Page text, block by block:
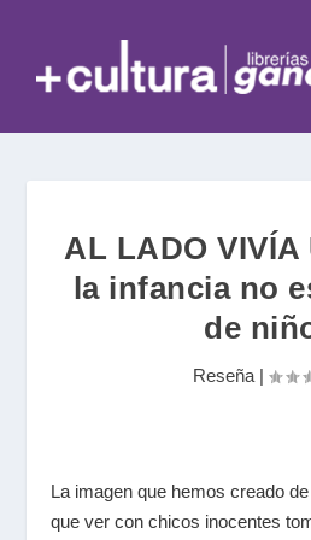
AL LADO VIVÍA
la infancia no
de
Reseña|
La imagen que hemos creado
que ver con chicos inocentes